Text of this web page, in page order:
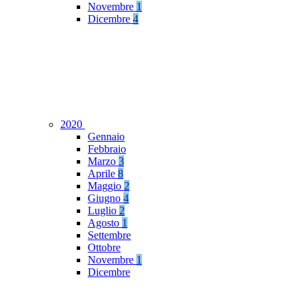
Novembre 1
Dicembre 4
2020
Gennaio
Febbraio
Marzo 3
Aprile 8
Maggio 2
Giugno 4
Luglio 2
Agosto 1
Settembre
Ottobre
Novembre 1
Dicembre